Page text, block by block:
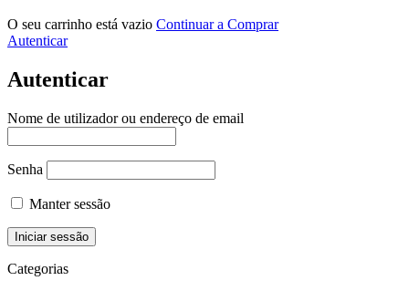
O seu carrinho está vazio Continuar a Comprar
Autenticar
Autenticar
Nome de utilizador ou endereço de email
Senha
Manter sessão
Categorias